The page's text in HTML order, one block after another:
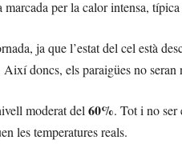
marcada per la calor intensa,
ja que l’estat del cel està
doncs, els paraigües no seran
moderat del 60%. Tot i no ser
les temperatures reals.